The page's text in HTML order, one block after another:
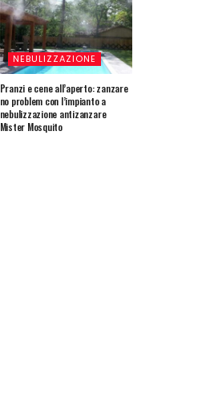
NEBULIZZAZIONE
Pranzi e cene all’aperto: zanzare
no problem con l’impianto a
nebulizzazione antizanzare
Mister Mosquito